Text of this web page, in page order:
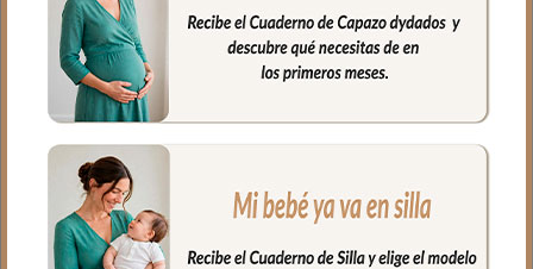
presión en el asa. Esta asa es muy largo y
regulable para llevar al hombro.
La cremallera del bolso siempre a tono y
muy larga para tener un mejor acceso al
interior del bolso.
El interior siempre en tejido blanco e
impermeable con bolsillos en un lateral y
el culete rígido.